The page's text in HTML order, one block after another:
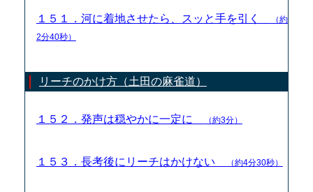
１５１．河に着地させたら、スッと手を引く
（約
2分40秒）
リーチのかけ方（土田の麻雀道）
１５２．発声は穏やかに一定に （約3分）
１５３．長考後にリーチはかけない （約4分30秒）